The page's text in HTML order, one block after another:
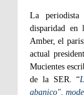
La
disparidad
Amber, el
actual
Mucientes
de la SER. “
abanico",